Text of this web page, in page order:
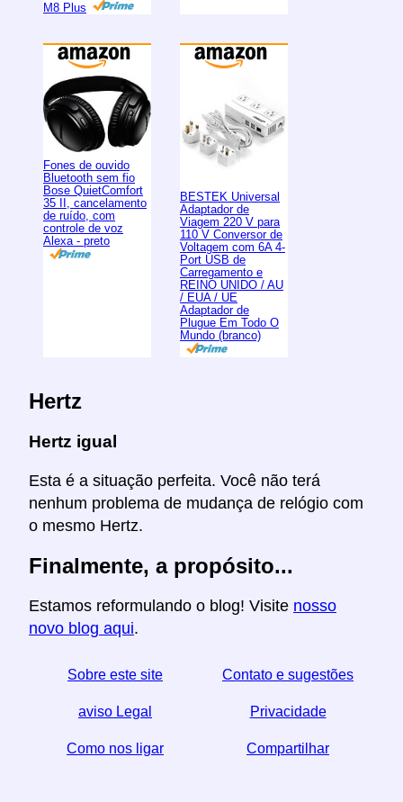
M8 Plus
Fones de ouvido
Bluetooth sem fio
Bose QuietComfort
35 II, cancelamento
de ruído, com
controle de voz
Alexa - preto
BESTEK Universal
Adaptador de
Viagem 220 V para
110 V Conversor de
Voltagem com 6A 4-
Port USB de
Carregamento e
REINO UNIDO / AU
/ EUA / UE
Adaptador de
Plugue Em Todo O
Mundo (branco)
Hertz
Hertz igual
Esta é a situação perfeita. Você não terá
nenhum problema de mudança de relógio com
o mesmo Hertz.
Finalmente, a propósito...
Estamos reformulando o blog! Visite nosso
novo blog aqui.
Sobre este site Contato e sugestões
aviso Legal Privacidade
Como nos ligar Compartilhar